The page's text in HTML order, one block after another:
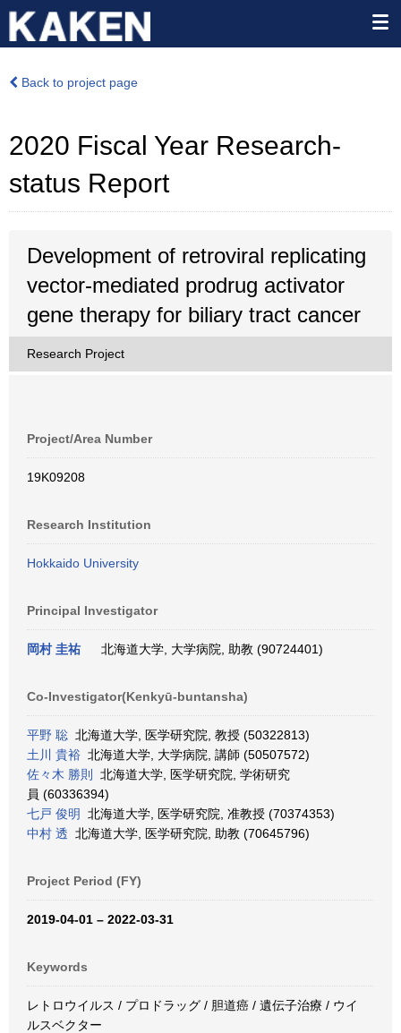
Back to project page
2020 Fiscal Year Research-
status Report
Development of retroviral replicating
vector-mediated prodrug activator
gene therapy for biliary tract cancer
Research Project
Project/Area Number
19K09208
Research Institution
Hokkaido University
Principal Investigator
岡村 圭祐 北海道大学, 大学病院, 助教 (90724401)
Co-Investigator(Kenkyū-buntansha)
平野 聡 北海道大学, 医学研究院, 教授 (50322813)
土川 貴裕 北海道大学, 大学病院, 講師 (50507572)
佐々木 勝則
北海道大学, 医学研究院, 学術研究
員 (60336394)
七戸 俊明
北海道大学, 医学研究院, 准教授 (70374353)
中村 透 北海道大学, 医学研究院, 助教 (70645796)
Project Period (FY)
2019-04-01 – 2022-03-31
Keywords
レトロウイルス / プロドラッグ / 胆道癌 / 遺伝子治療 / ウイ
ルスベクター